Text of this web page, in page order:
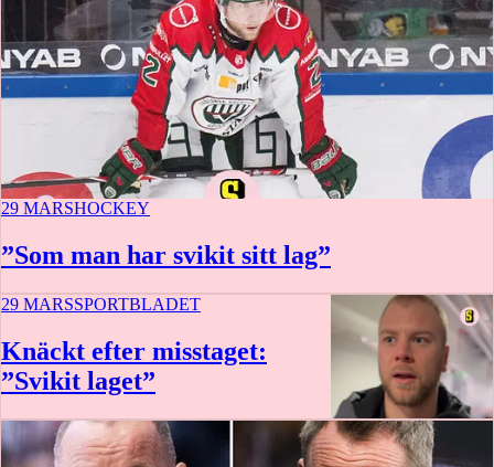
29 MARSHOCKEY
”Som man har svikit sitt lag”
29 MARSSPORTBLADET
Knäckt efter misstaget:
”Svikit laget”
1:12